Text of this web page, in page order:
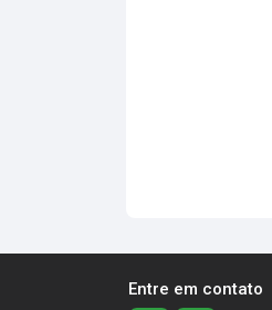
Entre em contato